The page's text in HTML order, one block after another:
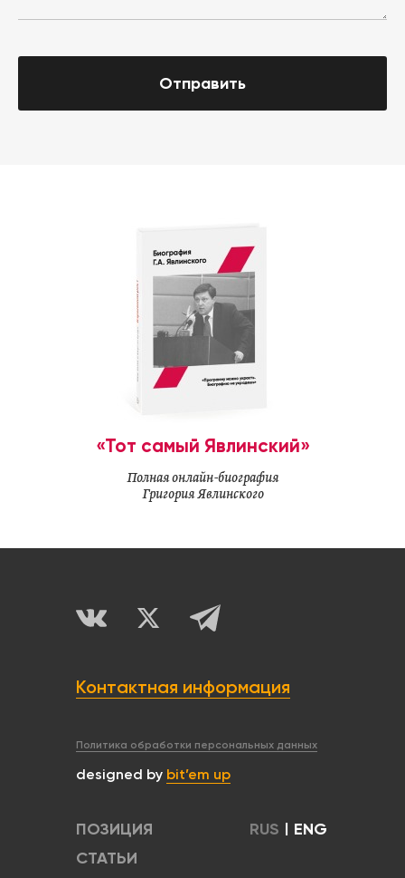
Отправить
«Тот самый Явлинский»
Полная онлайн-биография
Григория Явлинского
Контактная информация
Политика обработки персональных данных
designed by bit’em up
ПОЗИЦИЯ
СТАТЬИ
RUS | ENG